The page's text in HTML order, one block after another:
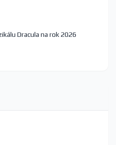
Dracula na rok 2026